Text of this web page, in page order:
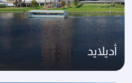
أديلايد